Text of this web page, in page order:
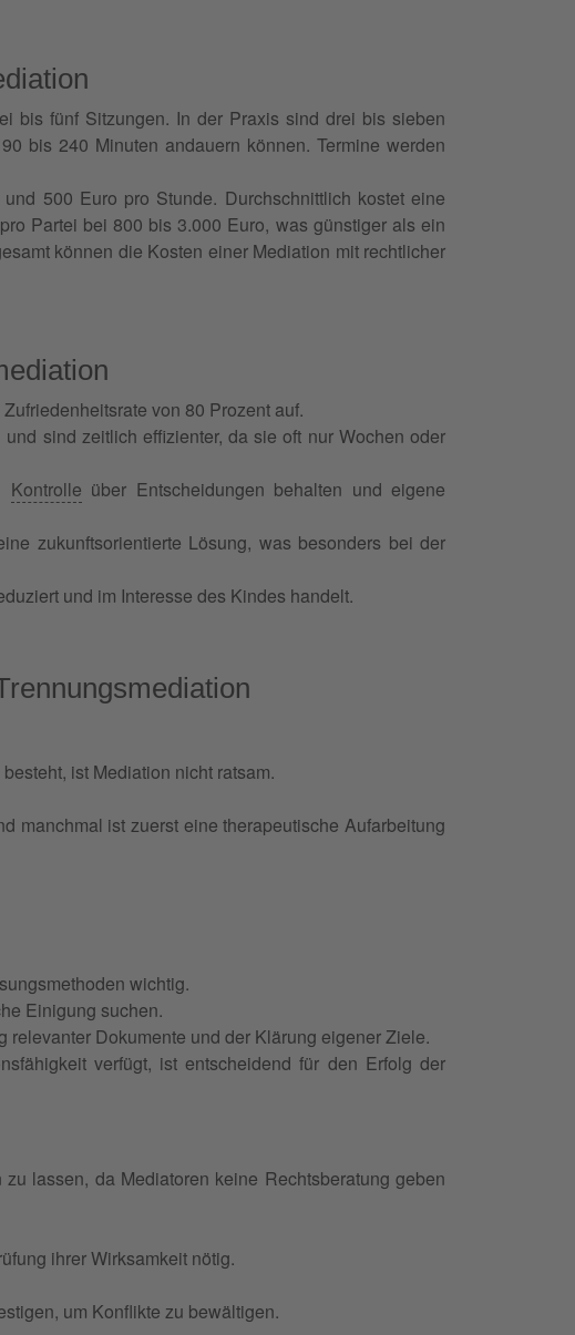
bis fünf Sitzungen. In der Praxis sind drei bis sieben
bis 240 Minuten andauern können. Termine werden
500 Euro pro Stunde. Durchschnittlich kostet eine
Partei bei 800 bis 3.000 Euro, was günstiger als ein
können die Kosten einer Mediation mit rechtlicher
von 80 Prozent auf.
sind zeitlich effizienter, da sie oft nur Wochen oder
Kontrolle über Entscheidungen behalten und eigene
zukunftsorientierte Lösung, was besonders bei der
und im Interesse des Kindes handelt.
ist Mediation nicht ratsam.
manchmal ist zuerst eine therapeutische Aufarbeitung
wichtig.
Einigung suchen.
Dokumente und der Klärung eigener Ziele.
verfügt, ist entscheidend für den Erfolg der
lassen, da Mediatoren keine Rechtsberatung geben
ihrer Wirksamkeit nötig.
um Konflikte zu bewältigen.